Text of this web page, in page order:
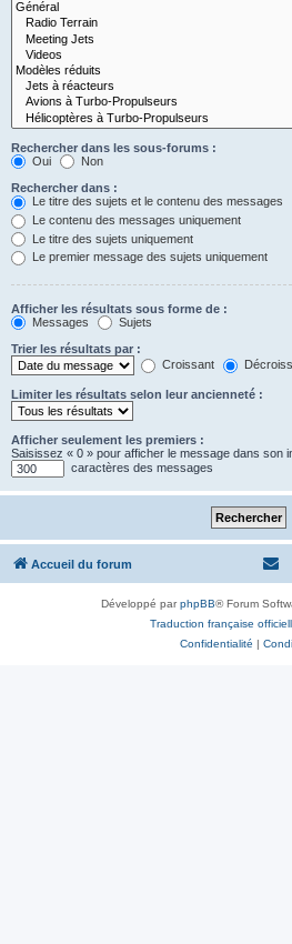
Rechercher dans les sous-forums :
Oui
Non
Rechercher dans :
Le titre des sujets et le contenu des messages
Le contenu des messages uniquement
Le titre des sujets uniquement
Le premier message des sujets uniquement
Afficher les résultats sous forme de :
Messages
Sujets
Trier les résultats par :
Croissant
Limiter les résultats selon leur ancienneté :
Afficher seulement les premiers :
Saisissez « 0 » pour afficher le message dans son
caractères des messages
Accueil du forum
Développé parphpBB® Forum
Traduction française
Confidentialité